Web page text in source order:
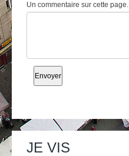
Un commentaire sur cette page.
JE VIS